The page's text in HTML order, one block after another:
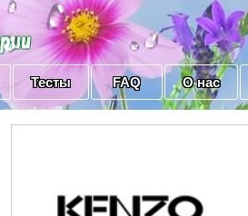
Тесты FAQ О нас